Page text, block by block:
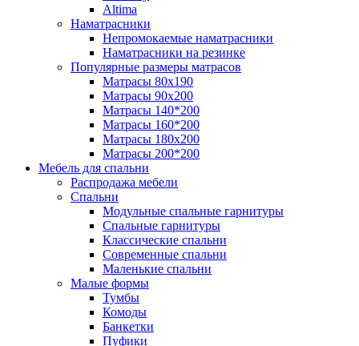
Altima
Наматрасники
Непромокаемые наматрасники
Наматрасники на резинке
Популярные размеры матрасов
Матрасы 80x190
Матрасы 90x200
Матрасы 140*200
Матрасы 160*200
Матрасы 180x200
Матрасы 200*200
Мебель для спальни
Распродажа мебели
Спальни
Модульные спальные гарнитуры
Спальные гарнитуры
Классические спальни
Современные спальни
Маленькие спальни
Малые формы
Тумбы
Комоды
Банкетки
Пуфики